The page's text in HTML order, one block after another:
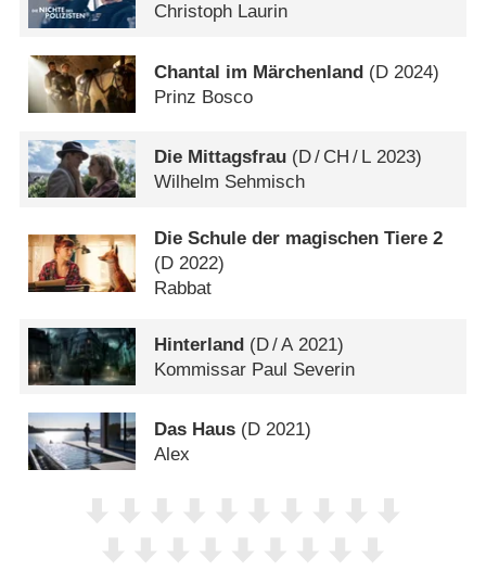
Christoph Laurin
Chantal im Märchenland (D 2024)
Prinz Bosco
Die Mittagsfrau (D/ CH / L 2023)
Wilhelm Sehmisch
Die Schule der magischen Tiere 2
(D 2022)
Rabbat
Hinterland (D/A 2021)
Kommissar Paul Severin
Das Haus (D 2021)
Alex